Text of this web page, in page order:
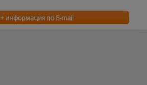
+ информация по E-mail